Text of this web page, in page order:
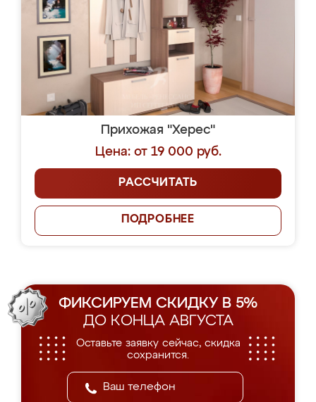
Прихожая "Херес"
Цена: от 19 000 руб.
РАССЧИТАТЬ
ПОДРОБНЕЕ
ФИКСИРУЕМ СКИДКУ В 5%
ДО КОНЦА АВГУСТА
Оставьте заявку сейчас, скидка
сохранится.